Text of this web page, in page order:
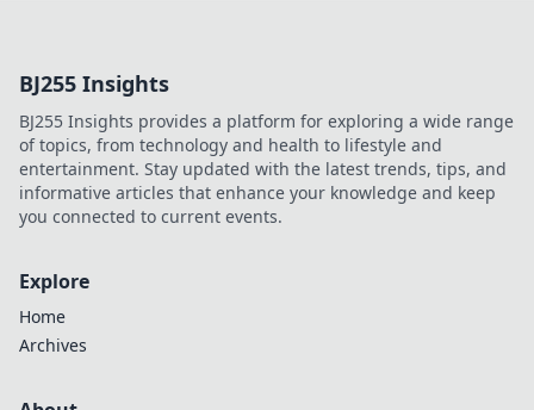
transparency,
fairness, and new
opportunities.
BJ255 Insights
BJ255 Insights provides a platform for exploring a wide range
of topics, from technology and health to lifestyle and
entertainment. Stay updated with the latest trends, tips, and
informative articles that enhance your knowledge and keep
you connected to current events.
Explore
Home
Archives